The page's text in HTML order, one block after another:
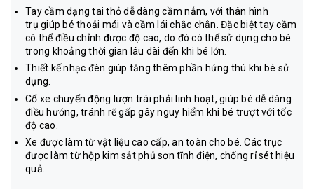
Tay cầm dạng tai thỏ dễ dàng cầm nắm, với thân hình
trụ giúp bé thoải mái và cầm lái chắc chắn. Đặc biệt tay cầm
có thể điều chỉnh được độ cao, do đó có thể sử dụng cho bé
trong khoảng thời gian lâu dài đến khi bé lớn.
Thiết kế nhạc đèn giúp tăng thêm phần hứng thú khi bé sử
dụng.
Cổ xe chuyển động lượn trái phải linh hoạt, giúp bé dễ dàng
điều hướng, tránh rẽ gấp gây nguy hiểm khi bé trượt với tốc
độ cao.
Xe được làm từ vật liệu cao cấp, an toàn cho bé. Các trục
được làm từ hộp kim sắt phủ sơn tĩnh điện, chống rỉ sét hiệu
quả.